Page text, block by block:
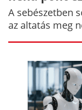
A sebészetben
az altatás meg